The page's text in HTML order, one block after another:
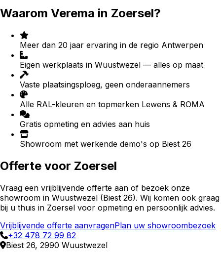
Waarom Verema in Zoersel?
Meer dan 20 jaar ervaring in de regio Antwerpen
Eigen werkplaats in Wuustwezel — alles op maat
Vaste plaatsingsploeg, geen onderaannemers
Alle RAL-kleuren en topmerken Lewens & ROMA
Gratis opmeting en advies aan huis
Showroom met werkende demo's op Biest 26
Offerte voor Zoersel
Vraag een vrijblijvende offerte aan of bezoek onze
showroom in Wuustwezel (Biest 26). Wij komen ook graag
bij u thuis in Zoersel voor opmeting en persoonlijk advies.
Vrijblijvende offerte aanvragenPlan uw showroombezoek
+32 478 72 99 82
Biest 26, 2990 Wuustwezel